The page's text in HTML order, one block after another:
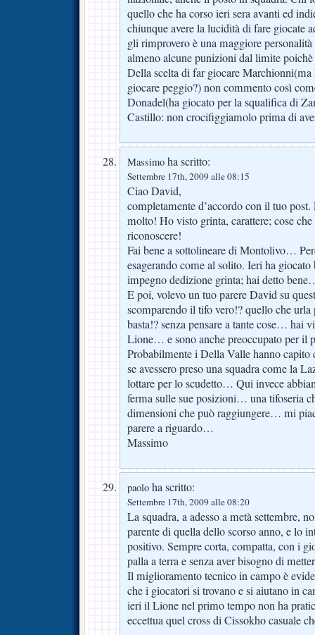
quello che ha corso ieri sera avanti ed
chiunque avere la lucidità di fare giocate
gli rimprovero è una maggiore
almeno alcune punizioni dal limite poichè
Della scelta di far giocare
giocare peggio?) non commento così
Donadel(ha giocato per la squalifica di
Castillo: non crocifiggiamolo prima di
Massimo ha scritto:
Settembre 17th, 2009 alle 08:15
Ciao David,
completamente d’accordo con il tuo
molto! Ho visto grinta, carattere; cose
riconoscere!
Fai bene a sottolineare di Montolivo…
esagerando come al solito. Ieri ha
impegno dedizione grinta; hai detto
E poi, volevo un tuo parere David su
scomparendo il tifo vero!? quello che
basta!? senza pensare a tante cose… hai
Lione… e sono anche preoccupato per
Probabilmente i Della Valle hanno capito
se avessero preso una squadra come la
lottare per lo scudetto… Qui invece
ferma sulle sue posizioni… una tifoseria
dimensioni che può raggiungere… mi
parere a riguardo…
Massimo
paolo ha scritto:
Settembre 17th, 2009 alle 08:20
La squadra, a adesso a metà settembre,
parente di quella dello scorso anno, e lo
positivo. Sempre corta, compatta, con i
palla a terra e senza aver bisogno di
Il miglioramento tecnico in campo è
che i giocatori si trovano e si aiutano in
ieri il Lione nel primo tempo non ha
eccettua quel cross di Cissokho casuale